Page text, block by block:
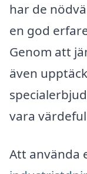
har de
en god
Genom att
även
vara
Att använda